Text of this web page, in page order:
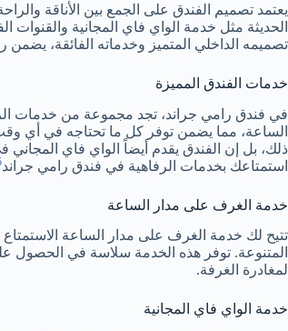
يعتمد تصميم الفندق على الجمع بين الأناقة
الحديثة مثل خدمة الواي فاي المجانية
تصميمه الداخلي المتميز وخدماته الفائقة، يضمن
خدمات الفندق المميزة
في فندق رامي جراند، تجد مجموعة من خدمات
الساعة، مما يضمن توفر كل ما تحتاجه في أي
ذلك، بل إن الفندق يقدم أيضاً الواي فاي المجاني
استمتاعك بخدمات الرفاهية في فندق رامي جراند
خدمة الغرف على مدار الساعة
تتيح لك خدمة الغرف على مدار الساعة
المتنوعة. توفر هذه الخدمة سلاسة في الحصول
لمغادرة الغرفة.
خدمة الواي فاي المجانية